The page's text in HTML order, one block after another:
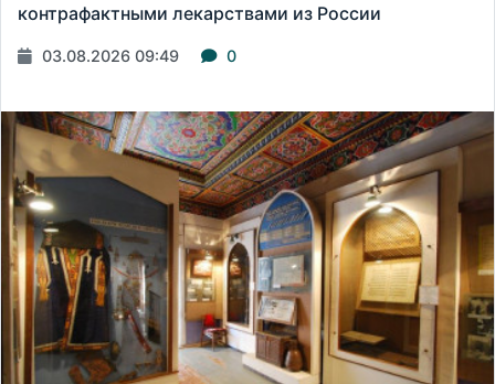
контрафактными лекарствами из России
03.08.2026 09:49 0